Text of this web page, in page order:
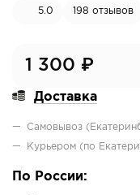
5.0 198 отзывов
1 300 ₽
Доставка
Самовывоз
Курьером (по
По России: